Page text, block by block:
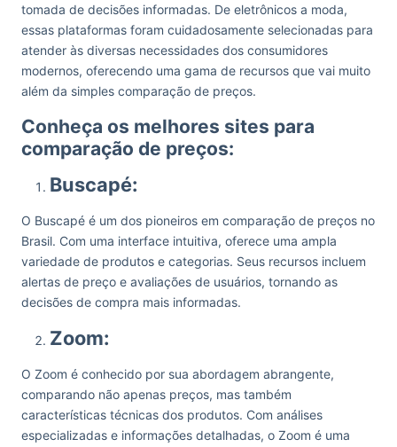
tomada de decisões informadas. De eletrônicos a moda,
essas plataformas foram cuidadosamente selecionadas para
atender às diversas necessidades dos consumidores
modernos, oferecendo uma gama de recursos que vai muito
além da simples comparação de preços.
Conheça os melhores sites para
comparação de preços:
Buscapé:
O Buscapé é um dos pioneiros em comparação de preços no
Brasil. Com uma interface intuitiva, oferece uma ampla
variedade de produtos e categorias. Seus recursos incluem
alertas de preço e avaliações de usuários, tornando as
decisões de compra mais informadas.
Zoom:
O Zoom é conhecido por sua abordagem abrangente,
comparando não apenas preços, mas também
características técnicas dos produtos. Com análises
especializadas e informações detalhadas, o Zoom é uma